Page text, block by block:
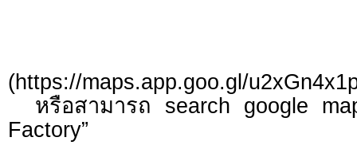
(https://maps.app.goo.gl/
หรือสามารถ search google
Factory”